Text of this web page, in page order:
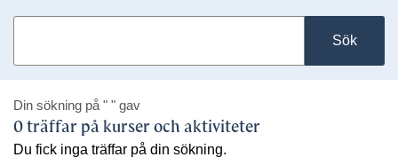
Sök
Din sökning på " " gav
0 träffar på kurser och aktiviteter
Du fick inga träffar på din sökning.